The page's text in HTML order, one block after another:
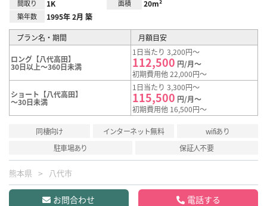
間取り 1K 面積 20m²
築年数 1995年 2月 築
プラン名・期間 月額目安
ロング【八代高田】
30日以上～360日未満
1日当たり 3,200円～
112,500 円/月～
初期費用他 22,000円～
ショート【八代高田】
～30日未満
1日当たり 3,300円～
115,500 円/月～
初期費用他 16,500円～
同棲向け インターネット無料
wifiあり
駐車場あり
保証人不要
熊本県 八代市
お問合わせ 電話する